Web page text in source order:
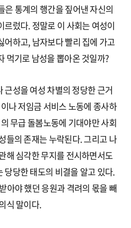
은 통계의 행간을 짚어낸 자신의
르렀다. 정말로 이 사회는 여성이
어하고, 남자보다 빨리 집에 가고
먹기로 남성을 뽑아온 것일까?
근성을 여성 차별의 정당한 근거
나 저임금 서비스 노동에 종사하
무급 돌봄노동에 기대야만 사회
들의 존재는 누락된다. 그리고 나
해 심각한 무지를 전시하면서도
당당한 태도의 비결을 알고 있다.
아야 했던 응원과 격려의 몫을 빼
식 말이다.